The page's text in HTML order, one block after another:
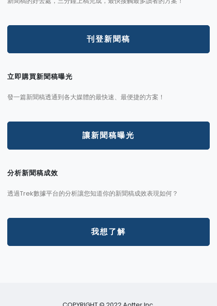
刊登新聞稿
立即購買新聞稿曝光
發一篇新聞稿透通到各大媒體的最快速、最便捷的方案！
讓新聞稿曝光
分析新聞稿成效
透過Trek數據平台的分析讓您知道你的新聞稿成效表現如何？
我想了解